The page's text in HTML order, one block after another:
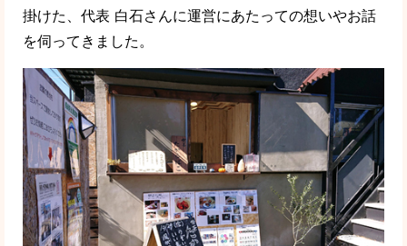
掛けた、代表 白石さんに運営にあたっての想いやお話
を伺ってきました。